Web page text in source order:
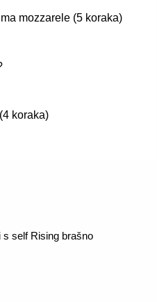
mozzarele (5 koraka)
koraka)
self Rising brašno